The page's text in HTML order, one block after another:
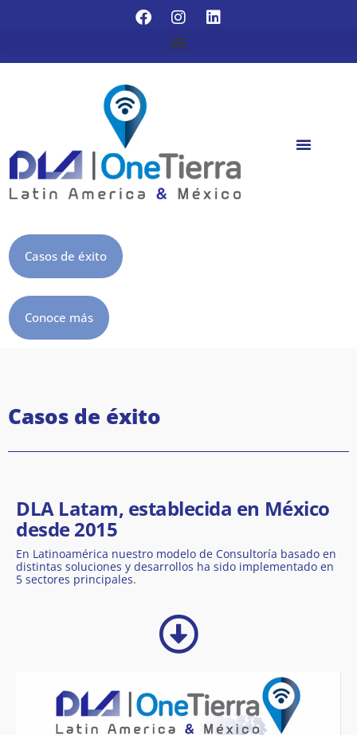
Casos de éxito
Conoce más
Casos de éxito
DLA Latam, establecida en México
desde 2015
En Latinoamérica nuestro modelo de Consultoría basado en
distintas soluciones y desarrollos ha sido implementado en
5 sectores principales.